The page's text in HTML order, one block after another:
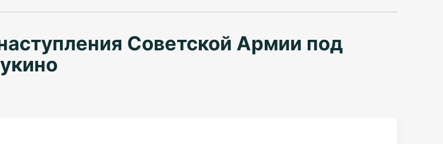
Советской Армии под